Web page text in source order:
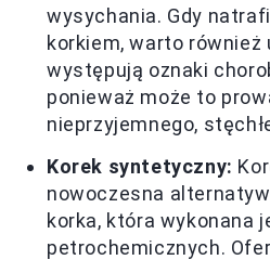
wysychania. Gdy
korkiem, warto również
występują oznaki
ponieważ może to
nieprzyjemnego,
Korek syntetyczny:
nowoczesna
korka, która wykonana
petrochemicznych.